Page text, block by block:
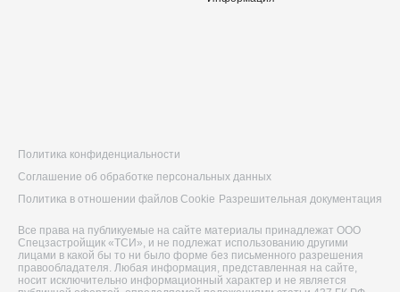
Политика конфиденциальности
Соглашение об обработке персональных данных
Политика в отношении файлов Cookie Разрешительная документация
Все права на публикуемые на сайте материалы принадлежат ООО
Спецзастройщик «ТСИ», и не подлежат использованию другими
лицами в какой бы то ни было форме без письменного разрешения
правообладателя. Любая информация, представленная на сайте,
носит исключительно информационный характер и не является